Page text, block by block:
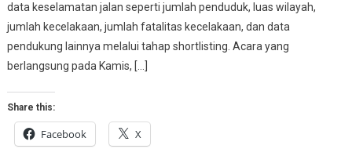
data keselamatan jalan seperti jumlah penduduk, luas wilayah,
jumlah kecelakaan, jumlah fatalitas kecelakaan, dan data
pendukung lainnya melalui tahap shortlisting. Acara yang
berlangsung pada Kamis, […]
Share this:
Facebook X